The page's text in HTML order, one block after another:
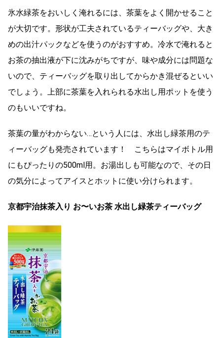
氷水緑茶をおいしく淹れるには、茶葉をよく開かせること
が大切です。形状が工夫されているティーバッグや、大き
めの出汁パックなどを使うのがおすすめ。冷水で淹れると
お茶の抽出液が下に沈みがちですが、味や成分には問題な
いので、ティーバッグを取り出してからかき混ぜるといい
でしょう。上部に茶葉を入れられる水出し用ポットを使う
のもいいですね。
茶葉の量がわからない…という人には、水出し緑茶用のテ
ィーバッグも発売されています！ こちらはマイボトル用
にもぴったりの500ml用。お湯出しも可能なので、その日
の気分によってアイスとホットに使い分けられます。
京都宇治抹茶入り お〜いお茶 水出し緑茶ティーバッグ